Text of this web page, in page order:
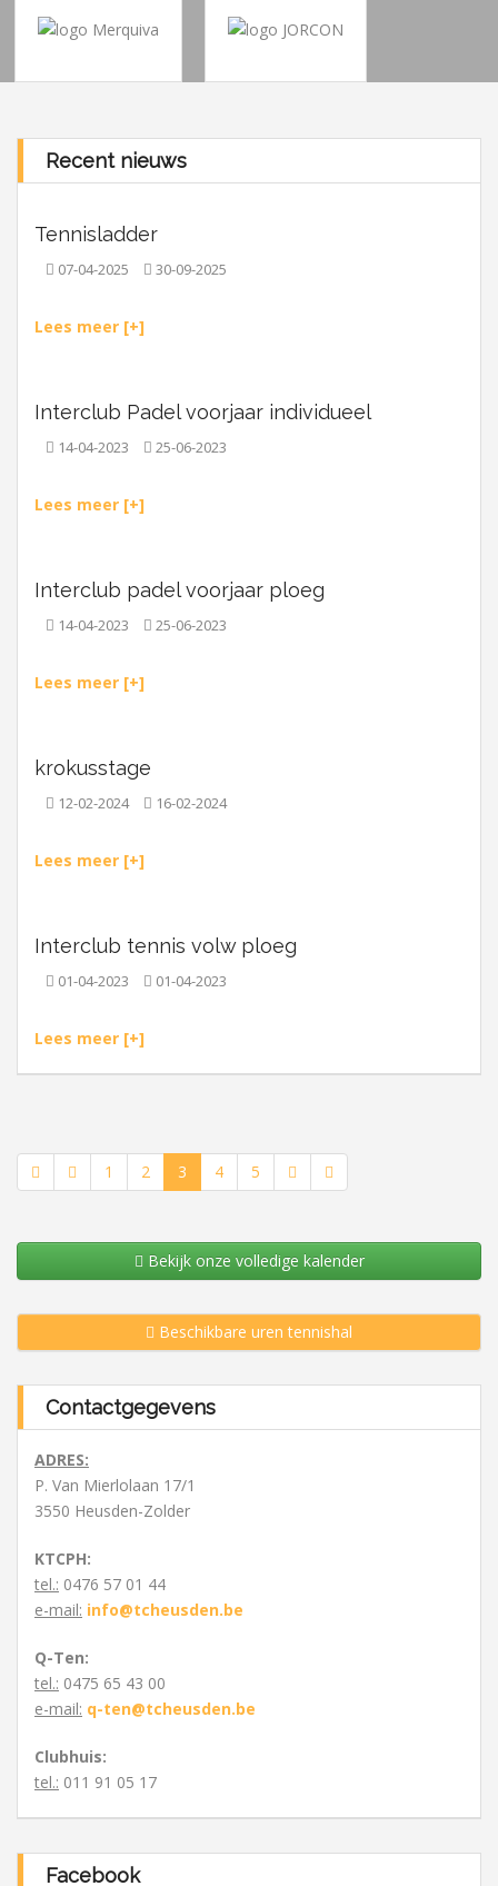
Recent nieuws
Tennisladder
07-04-2025 30-09-2025
Lees meer [+]
Interclub Padel voorjaar individueel
14-04-2023 25-06-2023
Lees meer [+]
Interclub padel voorjaar ploeg
14-04-2023 25-06-2023
Lees meer [+]
krokusstage
12-02-2024 16-02-2024
Lees meer [+]
Interclub tennis volw ploeg
01-04-2023 01-04-2023
Lees meer [+]
1 2 3 4 5
Bekijk onze volledige kalender
Beschikbare uren tennishal
Contactgegevens
ADRES:
P. Van Mierlolaan 17/1
3550 Heusden-Zolder
KTCPH:
tel.: 0476 57 01 44
e-mail: info@tcheusden.be
Q-Ten:
tel.: 0475 65 43 00
e-mail: q-ten@tcheusden.be
Clubhuis:
tel.: 011 91 05 17
Facebook